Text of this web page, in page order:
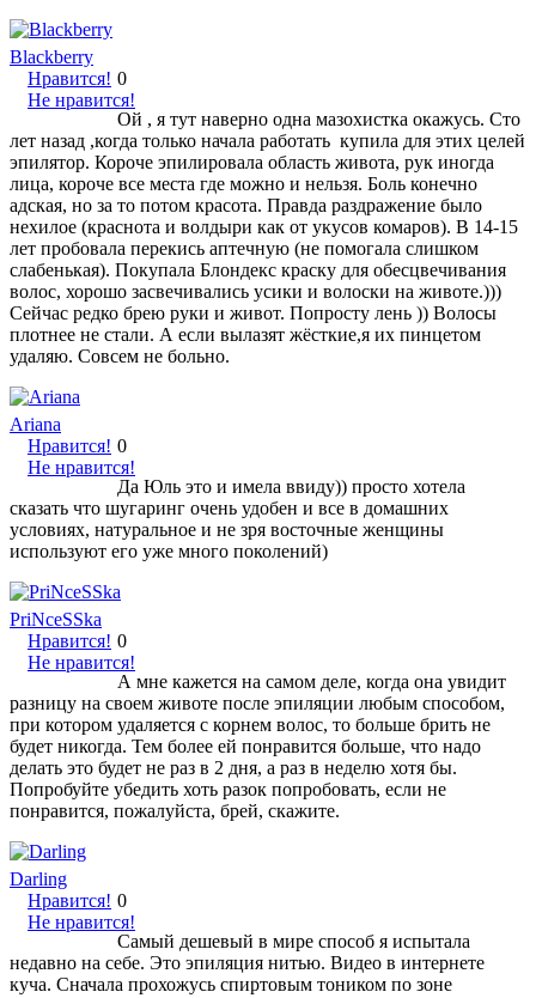
Blackberry
Нравится!
Не нравится!
0
Ой , я тут наверно одна мазохистка окажусь. Сто
лет назад ,когда только начала работать купила для этих целей
эпилятор. Короче эпилировала область живота, рук иногда
лица, короче все места где можно и нельзя. Боль конечно
адская, но за то потом красота. Правда раздражение было
нехилое (краснота и волдыри как от укусов комаров). В 14-15
лет пробовала перекись аптечную (не помогала слишком
слабенькая). Покупала Блондекс краску для обесцвечивания
волос, хорошо засвечивались усики и волоски на животе.)))
Сейчас редко брею руки и живот. Попросту лень )) Волосы
плотнее не стали. А если вылазят жёсткие,я их пинцетом
удаляю. Совсем не больно.
Ariana
Нравится!
Не нравится!
0
Да Юль это и имела ввиду)) просто хотела
сказать что шугаринг очень удобен и все в домашних
условиях, натуральное и не зря восточные женщины
используют его уже много поколений)
PriNceSSka
Нравится!
Не нравится!
0
А мне кажется на самом деле, когда она увидит
разницу на своем животе после эпиляции любым способом,
при котором удаляется с корнем волос, то больше брить не
будет никогда. Тем более ей понравится больше, что надо
делать это будет не раз в 2 дня, а раз в неделю хотя бы.
Попробуйте убедить хоть разок попробовать, если не
понравится, пожалуйста, брей, скажите.
Darling
Нравится!
Не нравится!
0
Самый дешевый в мире способ я испытала
недавно на себе. Это эпиляция нитью. Видео в интернете
куча. Сначала прохожусь спиртовым тоником по зоне